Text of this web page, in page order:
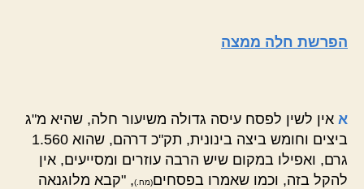
הפרשת חלה ממצה
א אין לשין לפסח עיסה גדולה משיעור חלה, שהיא מ"ג
ביצים וחומש ביצה בינונית, תק"כ דרהם, שהוא 1.560
גרם, ואפילו במקום שיש הרבה עוזרים ומסייעים, אין
להקל בזה, וכמו שאמרו בפסחים(מח.), "קבא מלוגנאה